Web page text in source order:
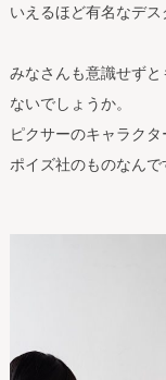
いえるほど有名なデス
みなさんも意識せず
ないでしょうか。
ピクサーのキャラク
ポイズ社のものなんで